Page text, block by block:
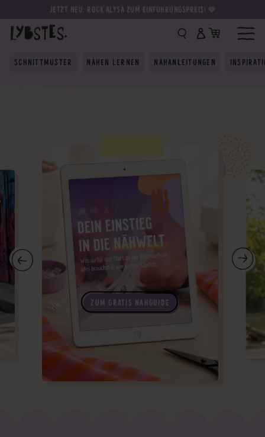
JETZT NEU: ROCK ALYSA ZUM EINFÜHRUNGSPREIS! 💛
SCHNITTMUSTER NÄHEN LERNEN NÄHANLEITUNGEN
ZUM GRATIS NÄHGUIDE